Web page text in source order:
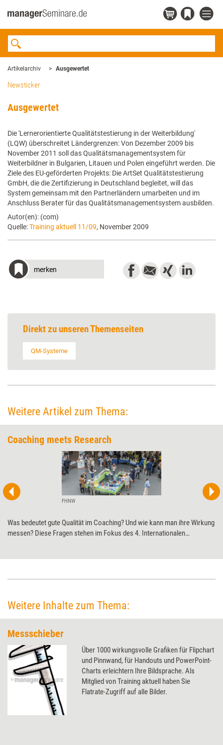
Artikelarchiv Ausgewertet
Newsticker
Ausgewertet
Die 'Lernerorientierte Qualitätstestierung in der Weiterbildung'
(LQW) überschreitet Ländergrenzen: Von Dezember 2009 bis
November 2011 soll das Qualitätsmanagementsystem für
Weiterbildner in Bulgarien, Litauen und Polen eingeführt werden. Die
Ziele des EU-geförderten Projekts: Die ArtSet Qualitätstestierung
GmbH, die die Zertifizierung in Deutschland begleitet, will das
System gemeinsam mit den Partnerländern umarbeiten und im
Anschluss Berater für das Qualitätsmanagementsystem ausbilden.
Autor(en): (com)
Quelle:Training aktuell 11/09, November 2009
merken
Direkt zu unseren Themenseiten
QM-Systeme
Weitere Artikel zum Thema:
Coaching meets Research
FHNW
Was bedeutet gute Qualität im Coaching? Und wie kann man ihre Wirkung
messen? Diese Fragen stehen im Fokus des 4. Internationalen
Weitere Inhalte zum Thema:
Messschieber
Über 1000 wirkungsvolle Grafiken für Flipchart
und Pinnwand, für Handouts und PowerPoint-
Charts erleichtern Ihre Bildsprache. Als
Mitglied von Training aktuell haben Sie
Flatrate-Zugriff auf alle Bilder.